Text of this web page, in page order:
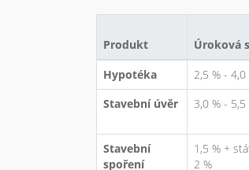
Produkt Úroková
Hypotéka
2,5 % - 4,0
Stavební úvěr
3,0 % - 5,5
Stavební
spoření
1,5 % +
2 %